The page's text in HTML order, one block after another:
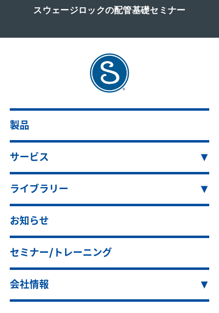
スウェージロックの配管基礎セミナー
製品
サービス
ライブラリー
お知らせ
セミナー/トレーニング
会社情報